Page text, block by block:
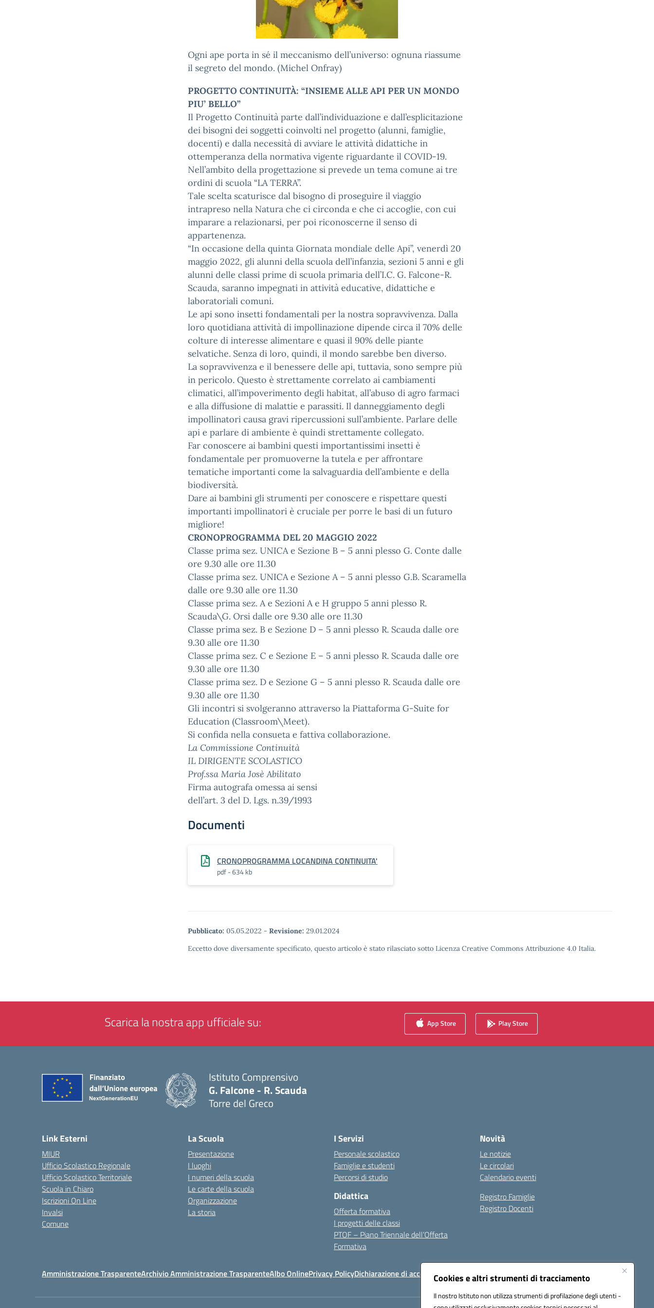
Cookies e altri strumenti di tracciamento
Il nostro Istituto non utilizza strumenti di profilazione degli utenti -
Ogni ape porta in sé il meccanismo dell’universo: ognuna riassume
il segreto del mondo. (Michel Onfray)
PROGETTO CONTINUITÀ: “INSIEME ALLE API PER UN MONDO
PIU’ BELLO”
Il Progetto Continuità parte dall’individuazione e dall’esplicitazione
dei bisogni dei soggetti coinvolti nel progetto (alunni, famiglie,
docenti) e dalla necessità di avviare le attività didattiche in
ottemperanza della normativa vigente riguardante il COVID-19.
Nell’ambito della progettazione si prevede un tema comune ai tre
ordini di scuola “LA TERRA”.
Tale scelta scaturisce dal bisogno di proseguire il viaggio
intrapreso nella Natura che ci circonda e che ci accoglie, con cui
imparare a relazionarsi, per poi riconoscerne il senso di
appartenenza.
“In occasione della quinta Giornata mondiale delle Api”, venerdì 20
maggio 2022, gli alunni della scuola dell’infanzia, sezioni 5 anni e gli
alunni delle classi prime di scuola primaria dell’I.C. G. Falcone-R.
Scauda, saranno impegnati in attività educative, didattiche e
laboratoriali comuni.
Le api sono insetti fondamentali per la nostra sopravvivenza. Dalla
loro quotidiana attività di impollinazione dipende circa il 70% delle
colture di interesse alimentare e quasi il 90% delle piante
selvatiche. Senza di loro, quindi, il mondo sarebbe ben diverso.
La sopravvivenza e il benessere delle api, tuttavia, sono sempre più
in pericolo. Questo è strettamente correlato ai cambiamenti
climatici, all’impoverimento degli habitat, all’abuso di agro farmaci
e alla diffusione di malattie e parassiti. Il danneggiamento degli
impollinatori causa gravi ripercussioni sull’ambiente. Parlare delle
api e parlare di ambiente è quindi strettamente collegato.
Far conoscere ai bambini questi importantissimi insetti è
fondamentale per promuoverne la tutela e per affrontare
tematiche importanti come la salvaguardia dell’ambiente e della
biodiversità.
Dare ai bambini gli strumenti per conoscere e rispettare questi
importanti impollinatori è cruciale per porre le basi di un futuro
migliore!
CRONOPROGRAMMA DEL 20 MAGGIO 2022
Classe prima sez. UNICA e Sezione B – 5 anni plesso G. Conte dalle
ore 9.30 alle ore 11.30
Classe prima sez. UNICA e Sezione A – 5 anni plesso G.B. Scaramella
dalle ore 9.30 alle ore 11.30
Classe prima sez. A e Sezioni A e H gruppo 5 anni plesso R.
Scauda\G. Orsi dalle ore 9.30 alle ore 11.30
Classe prima sez. B e Sezione D – 5 anni plesso R. Scauda dalle ore
9.30 alle ore 11.30
Classe prima sez. C e Sezione E – 5 anni plesso R. Scauda dalle ore
9.30 alle ore 11.30
Classe prima sez. D e Sezione G – 5 anni plesso R. Scauda dalle ore
9.30 alle ore 11.30
Gli incontri si svolgeranno attraverso la Piattaforma G-Suite for
Education (Classroom\Meet).
Si confida nella consueta e fattiva collaborazione.
La Commissione Continuità
IL DIRIGENTE SCOLASTICO
Prof.ssa Maria Josè Abilitato
Firma autografa omessa ai sensi
dell’art. 3 del D. Lgs. n.39/1993
Documenti
CRONOPROGRAMMA LOCANDINA CONTINUITA'
pdf - 634 kb
Pubblicato: 05.05.2022 - Revisione: 29.01.2024
Eccetto dove diversamente specificato, questo articolo è stato rilasciato sotto Licenza Creative Commons Attribuzione 4.0 Italia.
Scarica la nostra app ufficiale su: App Store Play Store
Istituto Comprensivo
G. Falcone - R. Scauda
Torre del Greco
Link Esterni
MIUR
Ufficio Scolastico Regionale
Ufficio Scolastico Territoriale
Scuola in Chiaro
Iscrizioni On Line
Invalsi
Comune
La Scuola
Presentazione
I luoghi
I numeri della scuola
Le carte della scuola
Organizzazione
La storia
I Servizi
Personale scolastico
Famiglie e studenti
Percorsi di studio
Didattica
Offerta formativa
I progetti delle classi
PTOF – Piano Triennale dell’Offerta
Formativa
Novità
Le notizie
Le circolari
Calendario eventi
Registro Famiglie
Registro Docenti
Amministrazione TrasparenteArchivio Amministrazione TrasparenteAlbo OnlinePrivacy PolicyDichiarazione di accessibilità Note legali